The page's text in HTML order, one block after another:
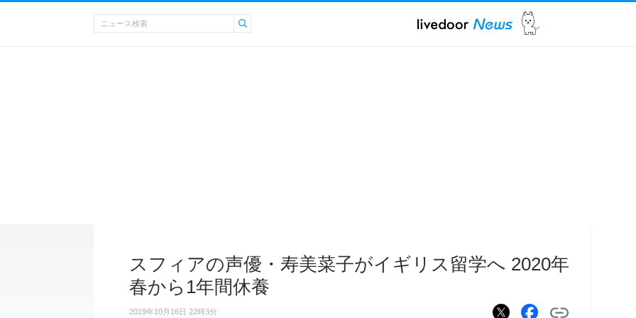
スフィアの声優・寿美菜子がイギリス留学へ 2020年
春から1年間休養
2019年10月16日 22時3分